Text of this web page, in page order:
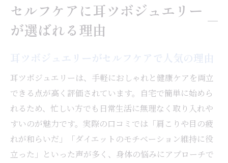
セルフケアに耳ツボジュエリー
が選ばれる理由
耳ツボジュエリーがセルフケアで人気の理由
耳ツボジュエリーは、手軽におしゃれと健康ケアを両立
できる点が高く評価されています。自宅で簡単に始めら
れるため、忙しい方でも日常生活に無理なく取り入れや
すいのが魅力です。実際の口コミでは「肩こりや目の疲
れが和らいだ」「ダイエットのモチベーション維持に役
立った」といった声が多く、身体の悩みにアプローチで